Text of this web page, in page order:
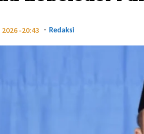
2026 -20:43 - Redaksi